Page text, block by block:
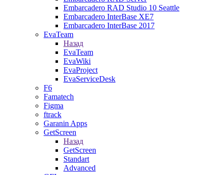
Embarcadero RAD Studio 10 Seattle
Embarcadero InterBase XE7
Embarcadero InterBase 2017
EvaTeam
Назад
EvaTeam
EvaWiki
EvaProject
EvaServiceDesk
F6
Famatech
Figma
ftrack
Garanin Apps
GetScreen
Назад
GetScreen
Standart
Advanced